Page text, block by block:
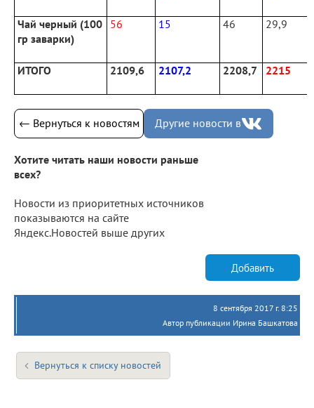
Чай черный (100
гр заварки)
56 15 46 29,9
ИТОГО 2109,6 2107,2 2208,7 2215
← Вернуться к новостям Другие новости в
Хотите читать наши новости раньше
всех?
Новости из приоритетных источников
показываются на сайте
Яндекс.Новостей выше других
Добавить
8 сентября 2017 г. 8:25
Автор публикации Ирина Башкатова
Вернуться к списку новостей